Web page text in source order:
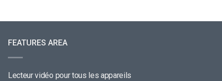
FEATURES AREA
Lecteur vidéo pour tous les appareils